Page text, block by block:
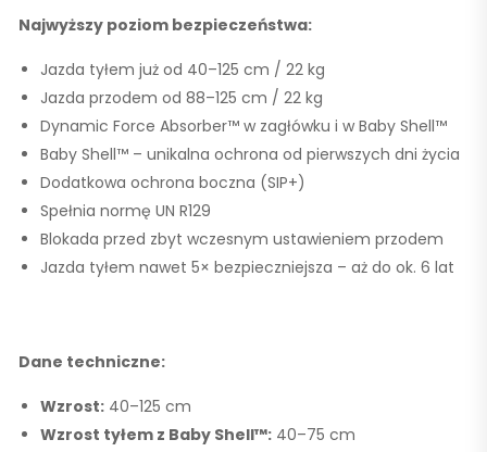
Najwyższy poziom bezpieczeństwa:
Jazda tyłem już od 40–125 cm / 22 kg
Jazda przodem od 88–125 cm / 22 kg
Dynamic Force Absorber™ w zagłówku i w Baby Shell™
Baby Shell™ – unikalna ochrona od pierwszych dni życia
Dodatkowa ochrona boczna (SIP+)
Spełnia normę UN R129
Blokada przed zbyt wczesnym ustawieniem przodem
Jazda tyłem nawet 5× bezpieczniejsza – aż do ok. 6 lat
Dane techniczne:
Wzrost: 40–125 cm
Wzrost tyłem z Baby Shell™: 40–75 cm